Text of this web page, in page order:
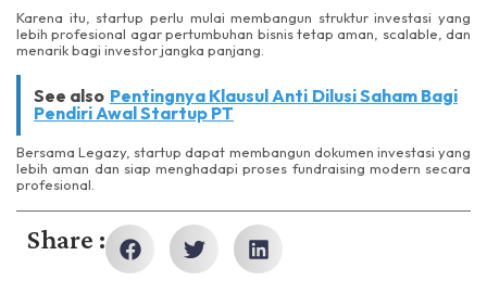
Karena itu, startup perlu mulai membangun struktur investasi yang
lebih profesional agar pertumbuhan bisnis tetap aman, scalable, dan
menarik bagi investor jangka panjang.
See also Pentingnya Klausul Anti Dilusi Saham Bagi
Pendiri Awal Startup PT
Bersama Legazy, startup dapat membangun dokumen investasi yang
lebih aman dan siap menghadapi proses fundraising modern secara
profesional.
Share :